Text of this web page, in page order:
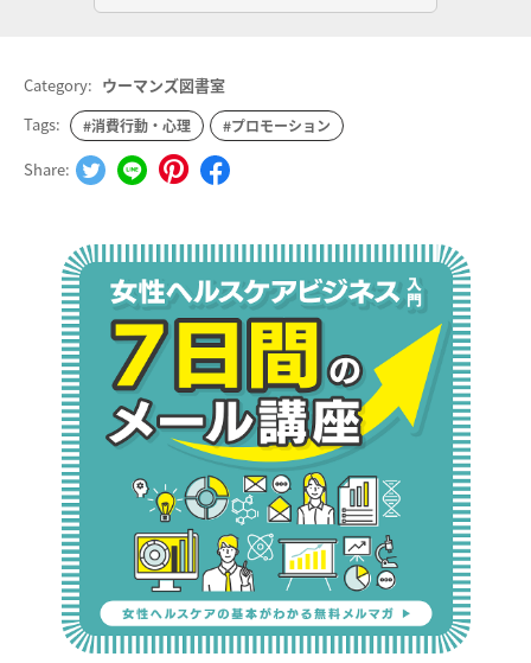
Category: ウーマンズ図書室
Tags:
#消費行動・心理 #プロモーション
Share: